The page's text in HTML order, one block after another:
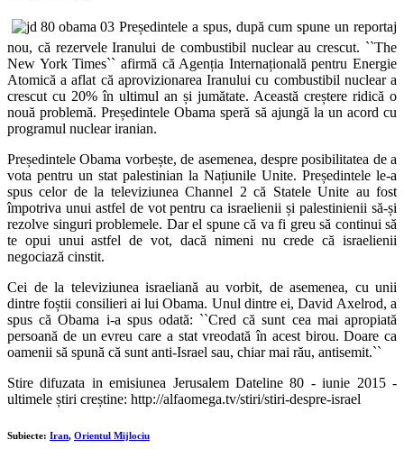
Președintele a spus, după cum spune un reportaj
nou, că rezervele Iranului de combustibil nuclear au crescut. ``The
New York Times`` afirmă că Agenția Internațională pentru Energie
Atomică a aflat că aprovizionarea Iranului cu combustibil nuclear a
crescut cu 20% în ultimul an și jumătate. Această creștere ridică o
nouă problemă. Președintele Obama speră să ajungă la un acord cu
programul nuclear iranian.
Președintele Obama vorbește, de asemenea, despre posibilitatea de a
vota pentru un stat palestinian la Națiunile Unite. Președintele le-a
spus celor de la televiziunea Channel 2 că Statele Unite au fost
împotriva unui astfel de vot pentru ca israelienii și palestinienii să-și
rezolve singuri problemele. Dar el spune că va fi greu să continui să
te opui unui astfel de vot, dacă nimeni nu crede că israelienii
negociază cinstit.
Cei de la televiziunea israeliană au vorbit, de asemenea, cu unii
dintre foștii consilieri ai lui Obama. Unul dintre ei, David Axelrod, a
spus că Obama i-a spus odată: ``Cred că sunt cea mai apropiată
persoană de un evreu care a stat vreodată în acest birou. Doare ca
oamenii să spună că sunt anti-Israel sau, chiar mai rău, antisemit.``
Stire difuzata in emisiunea Jerusalem Dateline 80 - iunie 2015 -
ultimele știri creștine: http://alfaomega.tv/stiri/stiri-despre-israel
Subiecte: Iran, Orientul Mijlociu